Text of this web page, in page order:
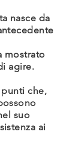
nasce da
mostrato
agire.
che,
suo
ai